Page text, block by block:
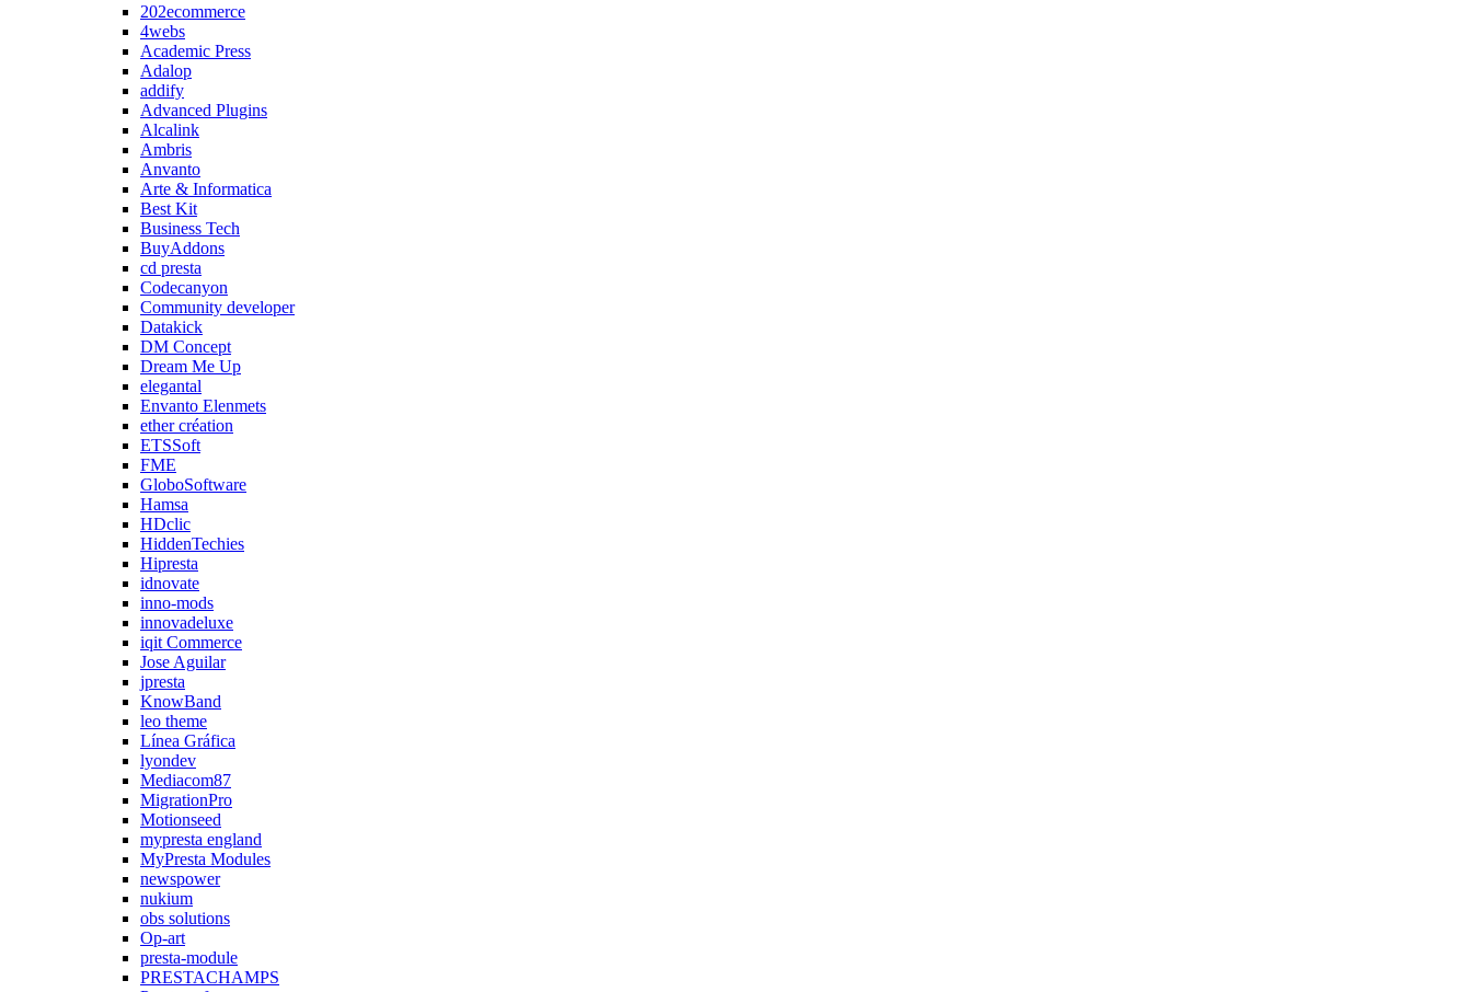
202ecommerce
4webs
Academic Press
Adalop
addify
Advanced Plugins
Alcalink
Ambris
Anvanto
Arte & Informatica
Best Kit
Business Tech
BuyAddons
cd presta
Codecanyon
Community developer
Datakick
DM Concept
Dream Me Up
elegantal
Envanto Elenmets
ether création
ETSSoft
FME
GloboSoftware
Hamsa
HDclic
HiddenTechies
Hipresta
idnovate
inno-mods
innovadeluxe
iqit Commerce
Jose Aguilar
jpresta
KnowBand
leo theme
Línea Gráfica
lyondev
Mediacom87
MigrationPro
Motionseed
mypresta england
MyPresta Modules
newspower
nukium
obs solutions
Op-art
presta-module
PRESTACHAMPS